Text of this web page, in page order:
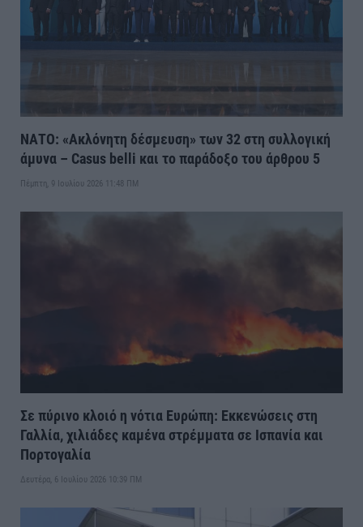
ΝΑΤΟ: «Ακλόνητη δέσμευση» των 32 στη συλλογική
άμυνα – Casus belli και το παράδοξο του άρθρου 5
Πέμπτη, 9 Ιουλίου 2026 11:48 ΠΜ
Σε πύρινο κλοιό η νότια Ευρώπη: Εκκενώσεις στη
Γαλλία, χιλιάδες καμένα στρέμματα σε Ισπανία και
Πορτογαλία
Δευτέρα, 6 Ιουλίου 2026 10:39 ΠΜ